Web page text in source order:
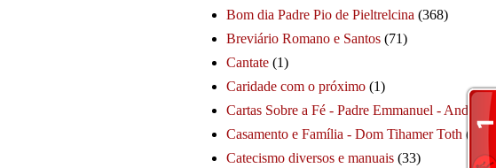
Bom dia Padre Pio de Pieltrelcina (368)
Breviário Romano e Santos (71)
Cantate (1)
Caridade com o próximo (1)
Cartas Sobre a Fé - Padre Emmanuel - André
Casamento e Família - Dom Tihamer Toth (115)
Catecismo diversos e manuais (33)